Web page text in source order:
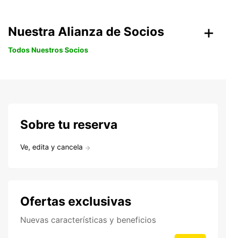
Nuestra Alianza de Socios
Todos Nuestros Socios
Sobre tu reserva
Ve, edita y cancela
Ofertas exclusivas
Nuevas características y beneficios